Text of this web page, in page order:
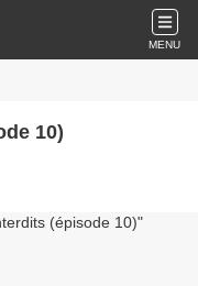
MENU
10)